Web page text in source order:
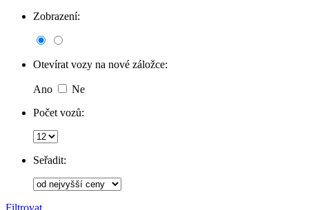
Zobrazení:
Otevírat vozy na nové záložce:
Ano
Ne
Počet vozů:
Seřadit: